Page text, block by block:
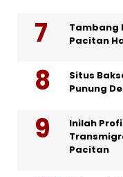
Tambang
Pacitan
Situs
Punung
Inilah
Pacitan